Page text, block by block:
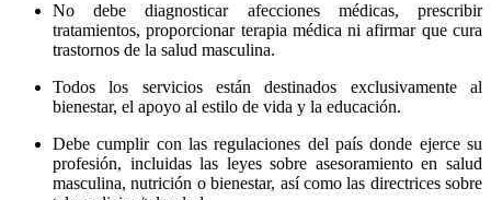
No debe diagnosticar afecciones médicas, prescribir
tratamientos, proporcionar terapia médica ni afirmar que cura
trastornos de la salud masculina.
Todos los servicios están destinados exclusivamente al
bienestar, el apoyo al estilo de vida y la educación.
Debe cumplir con las regulaciones del país donde ejerce su
profesión, incluidas las leyes sobre asesoramiento en salud
masculina, nutrición o bienestar, así como las directrices sobre